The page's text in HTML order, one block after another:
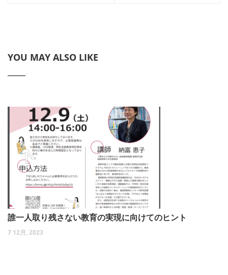
YOU MAY ALSO LIKE
誰一人取り残さない教育の実現に向けてのヒント
7 12月, 2023